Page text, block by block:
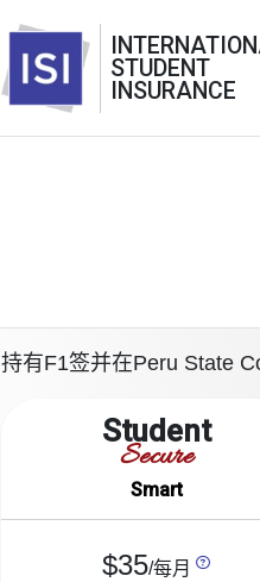
STUDENT
INSURANCE
持有F1签并在Peru State
Student
Secure
Smart
$35/每月